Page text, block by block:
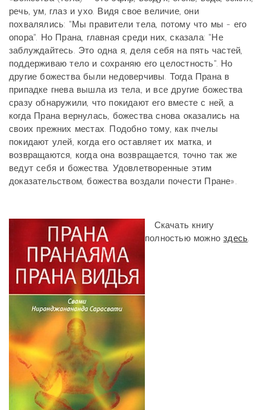
речь, ум, глаз и ухо. Видя свое величие, они
похвалялись: "Мы правители тела, потому что мы - его
опора". Но Прана, главная среди них, сказала: "Не
заблуждайтесь. Это одна я, деля себя на пять частей,
поддерживаю тело и сохраняю его целостность". Но
другие божества были недоверчивы. Тогда Прана в
припадке гнева вышла из тела, и все другие божества
сразу обнаружили, что покидают его вместе с ней, а
когда Прана вернулась, божества снова оказались на
своих прежних местах. Подобно тому, как пчелы
покидают улей, когда его оставляет их матка, и
возвращаются, когда она возвращается, точно так же
ведут себя и божества. Удовлетворенные этим
доказательством, божества воздали почести Пране».
Скачать книгу
полностью можноздесь.